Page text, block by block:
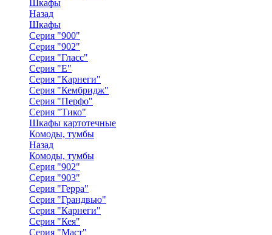
Шкафы
Назад
Шкафы
Серия "900"
Серия "902"
Серия "Гласс"
Серия "Е"
Серия "Карнеги"
Серия "Кембридж"
Серия "Перфо"
Серия "Тико"
Шкафы картотечные
Комоды, тумбы
Назад
Комоды, тумбы
Серия "902"
Серия "903"
Серия "Герра"
Серия "Грандвью"
Серия "Карнеги"
Серия "Кея"
Серия "Маст"